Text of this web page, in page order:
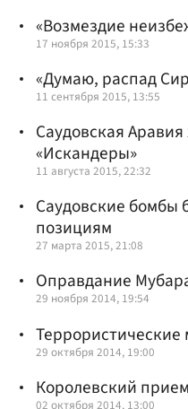
«Возмездие
17 ноября 2015, 15:33
«Думаю, распад
11 сентября 2015, 13:55
Саудовская Аравия
«Искандеры»
11 августа 2015, 22:32
Саудовские бомбы
позициям
27 марта 2015, 21:08
Оправдание
29 ноября 2014, 19:54
29 октября 2014, 19:00
Королевский
02 октября 2014, 13:00